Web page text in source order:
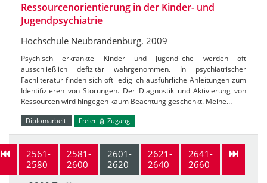
Ressourcenorientierung in der Kinder- und
Jugendpsychiatrie
Hochschule Neubrandenburg, 2009
Psychisch erkrankte Kinder und Jugendliche werden oft
ausschließlich defizitär wahrgenommen. In psychiatrischer
Fachliteratur finden sich oft lediglich ausführliche Anleitungen zum
Identifizieren von Störungen. Der Diagnostik und Aktivierung von
Ressourcen wird hingegen kaum Beachtung geschenkt. Meine…
Diplomarbeit Freier Zugang
2561-
2580
2581-
2600
2601-
2620
2621-
2640
2641-
2660